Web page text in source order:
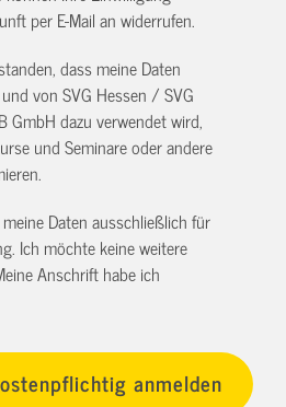
per E-Mail anwiderrufen.
dass meine Daten
von SVG Hessen / SVG
GmbH dazu verwendet wird,
und Seminare oder andere
Daten ausschließlich für
Ich möchte keine weitere
Anschrift habe ich